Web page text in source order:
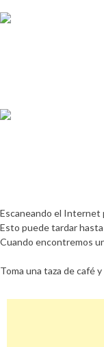
Escaneando el Internet
Esto puede tardar
Cuando encontremos
Toma una taza de café